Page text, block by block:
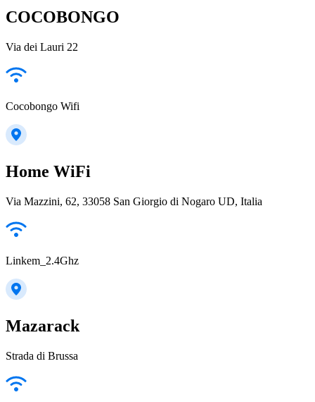
COCOBONGO
Via dei Lauri 22
Cocobongo Wifi
Home WiFi
Via Mazzini, 62, 33058 San Giorgio di Nogaro UD, Italia
Linkem_2.4Ghz
Mazarack
Strada di Brussa